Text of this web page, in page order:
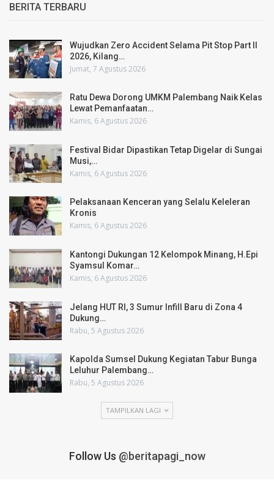
BERITA TERBARU
Wujudkan Zero Accident Selama Pit Stop Part II
2026, Kilang…
Jumat, 7 Agustus 2026
Ratu Dewa Dorong UMKM Palembang Naik Kelas
Lewat Pemanfaatan…
Kamis, 6 Agustus 2026
Festival Bidar Dipastikan Tetap Digelar di Sungai
Musi,…
Kamis, 6 Agustus 2026
Pelaksanaan Kenceran yang Selalu Keleleran
Kronis
Kamis, 6 Agustus 2026
Kantongi Dukungan 12 Kelompok Minang, H.Epi
Syamsul Komar…
Kamis, 6 Agustus 2026
Jelang HUT RI, 3 Sumur Infill Baru di Zona 4
Dukung…
Rabu, 5 Agustus 2026
Kapolda Sumsel Dukung Kegiatan Tabur Bunga
Leluhur Palembang…
Rabu, 5 Agustus 2026
TAMPILKAN LAGI
Follow Us @beritapagi_now